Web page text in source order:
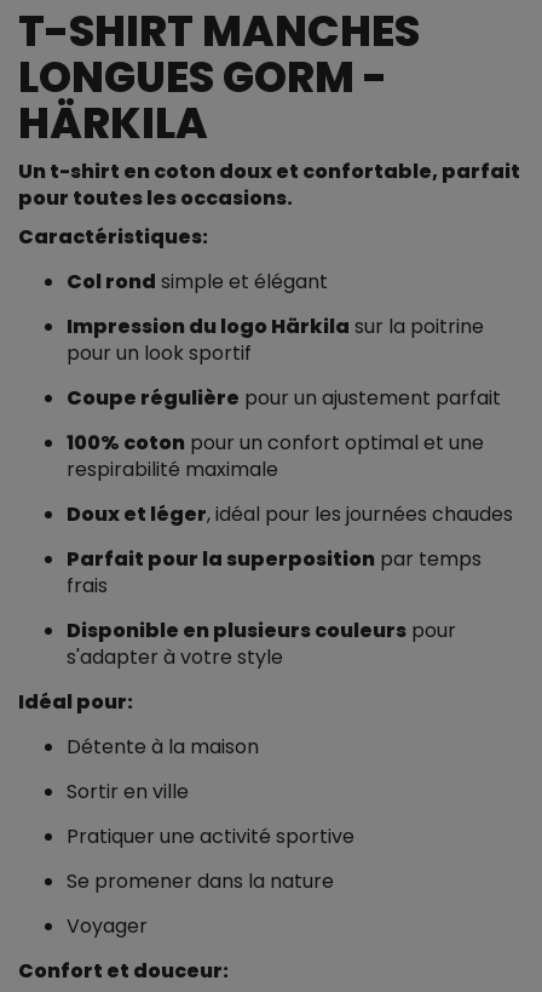
T-SHIRT MANCHES
LONGUES GORM -
HÄRKILA
Un t-shirt en coton doux et confortable, parfait
pour toutes les occasions.
Caractéristiques:
Col rond simple et élégant
Impression du logo Härkila sur la poitrine
pour un look sportif
Coupe régulière pour un ajustement parfait
100% coton pour un confort optimal et une
respirabilité maximale
Doux et léger, idéal pour les journées chaudes
Parfait pour la superposition par temps
frais
Disponible en plusieurs couleurs pour
s'adapter à votre style
Idéal pour:
Détente à la maison
Sortir en ville
Pratiquer une activité sportive
Se promener dans la nature
Voyager
Confort et douceur: